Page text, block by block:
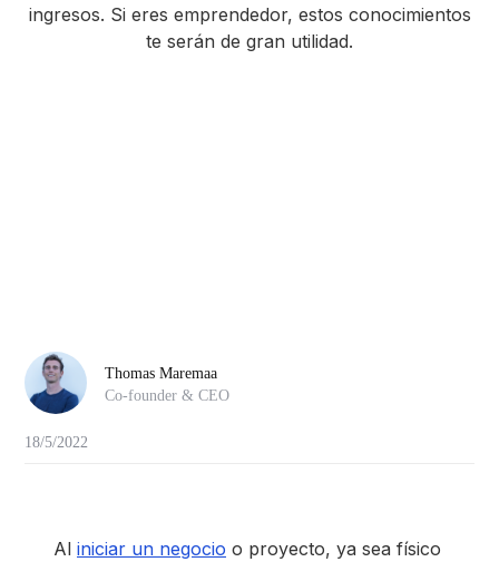
ingresos. Si eres emprendedor, estos conocimientos
te serán de gran utilidad.
Thomas Maremaa
Co-founder & CEO
18/5/2022
Al iniciar un negocio o proyecto, ya sea físico